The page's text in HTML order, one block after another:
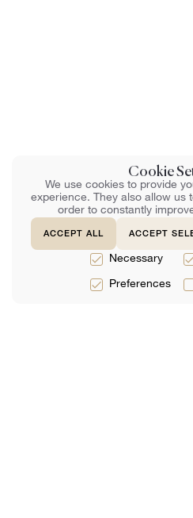
Cookie
We use cookies to provide
experience. They also allow us
order to constantly
ACCEPT ALL ACCEPT
Necessary
Preferences